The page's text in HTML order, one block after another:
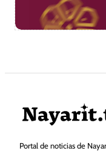
Portal de noticias de